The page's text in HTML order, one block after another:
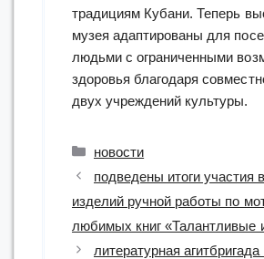
традициям Кубани. Теперь
музея адаптированы для
людьми с ограниченными
здоровья благодаря
двух учреждений культуры.
Рубрики
новости
подведены итоги участия
изделий ручной работы по
любимых книг «Талантливые
литературная